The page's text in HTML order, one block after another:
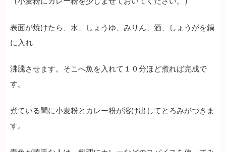
表面が焼けたら、水、しょうゆ、みりん、酒、しょうがを鍋
に入れ
沸騰させます。そこへ魚を入れて１０分ほど煮れば完成で
す。
煮ている間に小麦粉とカレー粉が溶け出してとろみがつきま
す。